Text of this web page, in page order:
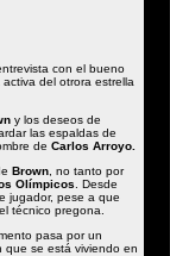
con el bueno
del otrora estrella
y los deseos de
las espaldas de
de Carlos Arroyo.
Brown , no tanto por
Olímpicos . Desde
jugador, pese a que
técnico pregona.
pasa por un
que se está viviendo en